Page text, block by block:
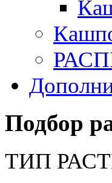
Подбор
ТИП